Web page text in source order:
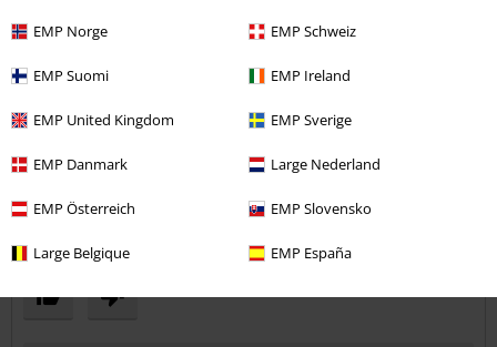
EMP Norge EMP Schweiz
EMP Suomi EMP Ireland
EMP United Kingdom EMP Sverige
EMP Danmark Large Nederland
EMP Österreich EMP Slovensko
Large Belgique EMP España
Enviar comentario
Perfecto
Todo bien. Parche para coser, no se pone con calor
Reseña verificada
¿Te ha sido útil esta opinión?